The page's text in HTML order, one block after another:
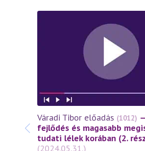
Váradi Tibor előadás (1012)
fejlődés és magasabb
tudati lélek korában (2.
(2024.05.31.)